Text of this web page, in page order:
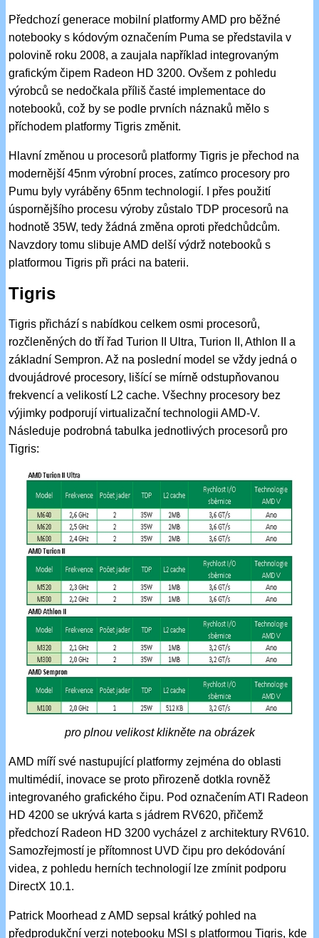
Předchozí generace mobilní platformy AMD pro běžné
notebooky s kódovým označením Puma se představila v
polovině roku 2008, a zaujala například integrovaným
grafickým čipem Radeon HD 3200. Ovšem z pohledu
výrobců se nedočkala příliš časté implementace do
notebooků, což by se podle prvních náznaků mělo s
příchodem platformy Tigris změnit.
Hlavní změnou u procesorů platformy Tigris je přechod na
modernější 45nm výrobní proces, zatímco procesory pro
Pumu byly vyráběny 65nm technologií. I přes použití
úspornějšího procesu výroby zůstalo TDP procesorů na
hodnotě 35W, tedy žádná změna oproti předchůdcům.
Navzdory tomu slibuje AMD delší výdrž notebooků s
platformou Tigris při práci na baterii.
Tigris
Tigris přichází s nabídkou celkem osmi procesorů,
rozčleněných do tří řad Turion II Ultra, Turion II, Athlon II a
základní Sempron. Až na poslední model se vždy jedná o
dvoujádrové procesory, lišící se mírně odstupňovanou
frekvencí a velikostí L2 cache. Všechny procesory bez
výjimky podporují virtualizační technologii AMD-V.
Následuje podrobná tabulka jednotlivých procesorů pro
Tigris:
pro plnou velikost klikněte na obrázek
AMD míří své nastupující platformy zejména do oblasti
multimédií, inovace se proto přirozeně dotkla rovněž
integrovaného grafického čipu. Pod označením ATI Radeon
HD 4200 se ukrývá karta s jádrem RV620, přičemž
předchozí Radeon HD 3200 vycházel z architektury RV610.
Samozřejmostí je přítomnost UVD čipu pro dekódování
videa, z pohledu herních technologií lze zmínit podporu
DirectX 10.1.
Patrick Moorhead z AMD sepsal krátký pohled na
předprodukční verzi notebooku MSI s platformou Tigris, kde